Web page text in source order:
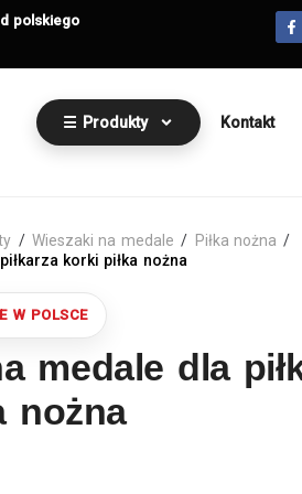
polskiego
☰ Produkty Kontakt
/ Wieszaki na medale / Piłka nożna /
korki piłka nożna
medale dla
nożna